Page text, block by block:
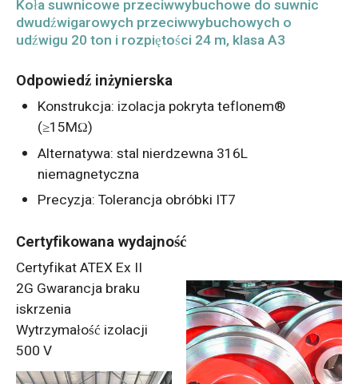
Koła suwnicowe przeciwwybuchowe do suwnic
dwudźwigarowych przeciwwybuchowych o
udźwigu 20 ton i rozpiętości 24 m, klasa A3
Odpowiedź inżynierska
Konstrukcja: izolacja pokryta teflonem®
(≥15MΩ)
Alternatywa: stal nierdzewna 316L
niemagnetyczna
Precyzja: Tolerancja obróbki IT7
Certyfikowana wydajność
Certyfikat ATEX Ex II
2G Gwarancja braku
iskrzenia
Wytrzymałość izolacji
500 V